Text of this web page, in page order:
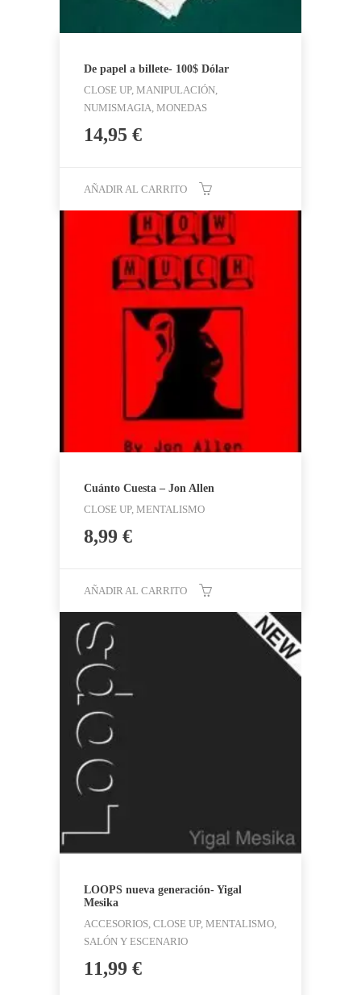
De papel a billete- 100$ Dólar
CLOSE UP, MANIPULACIÓN,
NUMISMAGIA, MONEDAS
14,95 €
AÑADIR AL CARRITO
Cuánto Cuesta – Jon Allen
CLOSE UP, MENTALISMO
8,99 €
AÑADIR AL CARRITO
LOOPS nueva generación- Yigal
Mesika
ACCESORIOS, CLOSE UP, MENTALISMO,
SALÓN Y ESCENARIO
11,99 €